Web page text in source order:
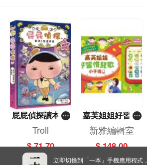
屁屁偵探讀本(1
3)－－對決！怪
篇）
Troll
$ 71.70
嘉芙姐姐好習慣
兒歌小手機
新雅編輯室
$ 148.00
立即切換到「一本」手機應用程式，